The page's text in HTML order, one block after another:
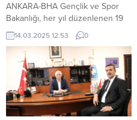
ANKARA-BHA Gençlik ve Spor
Bakanlığı, her yıl düzenlenen 19
Mayıs etkinliklerine katılacak
gençleri seçmek için başvuru
sürecini başlattı. Bakanlık, 2025
yılı için Türkiye’nin dört bir
yanından ve yurt dışından
toplamda 182 genç seçmeyi
hedefliyor. Hafta sonu havalar
nasıl olacak? Seçilen gençler, 12-
14.03.2025 12:53 0